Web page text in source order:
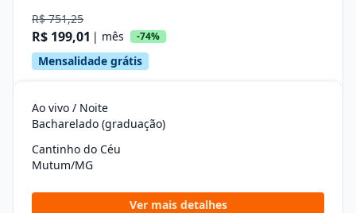
R$ 751,25
R$ 199,01 | mês -74%
Mensalidade grátis
Ao vivo / Noite
Bacharelado (graduação)
Cantinho do Céu
Mutum/MG
Ver mais detalhes